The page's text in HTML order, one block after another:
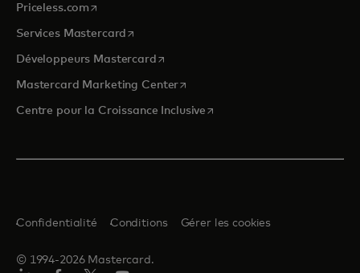
Priceless.com s’ouvre dans un nouvel onglet
Services Mastercard s’ouvre dans un nouvel onglet
Développeurs Mastercards’ouvre dans un nouvel onglet
Mastercard Marketing Centers’ouvre dans un nouvel onglet
Centre pour la Croissance Inclusive s’ouvre dans un nouvel
© 1994-2026 Mastercard.
Confidentialité Conditions Gérer les cookies